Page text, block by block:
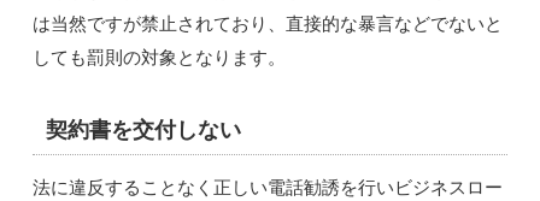
は当然ですが禁止されており、直接的な暴言などでないと
しても罰則の対象となります。
契約書を交付しない
法に違反することなく正しい電話勧誘を行いビジネスロー